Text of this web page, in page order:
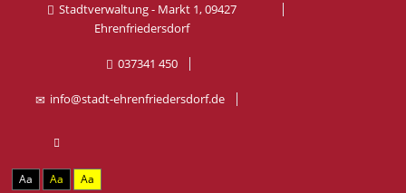
Stadtverwaltung - Markt 1, 09427
Ehrenfriedersdorf
037341 450
info@stadt-ehrenfriedersdorf.de
Aa Aa Aa